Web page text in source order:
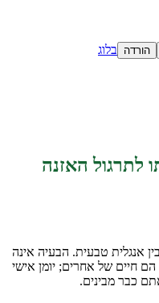
הורדה בלוג
לתרגול האזנה
אנגלית טבעית. הבעיה אינה
הם חיים של אחרים; יומן אישי
כבר מבינים.